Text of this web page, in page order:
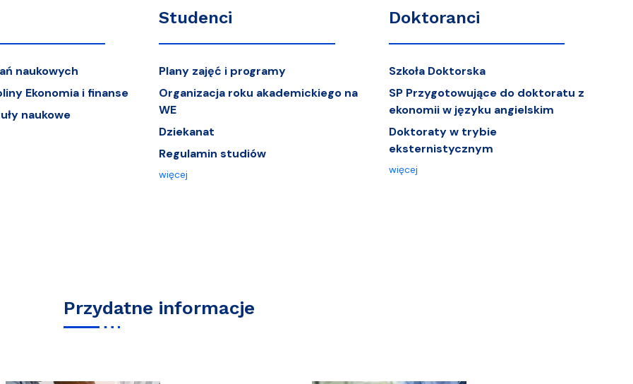
naukowych
Ekonomia i finanse
naukowe
Studenci
Plany zajęć i programy
Organizacja roku akademickiego na
WE
Dziekanat
Regulamin studiów
więcej
Doktoranci
Szkoła Doktorska
SP Przygotowujące do doktoratu z
ekonomii w języku angielskim
Doktoraty w trybie
eksternistycznym
więcej
Przydatne informacje